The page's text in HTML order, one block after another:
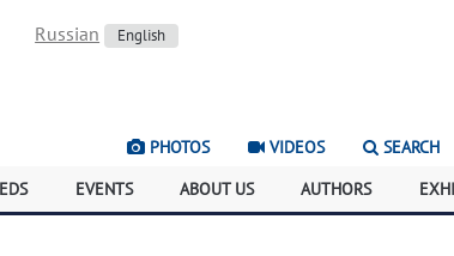
Russian English
PHOTOS VIDEOS SEARCH
EVENTS ABOUT US AUTHORS